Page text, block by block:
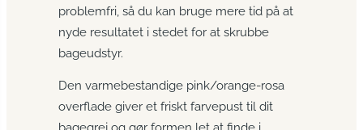
problemfri, så du kan bruge mere tid på at
nyde resultatet i stedet for at skrubbe
bageudstyr.
Den varmebestandige pink/orange-rosa
overflade giver et friskt farvepust til dit